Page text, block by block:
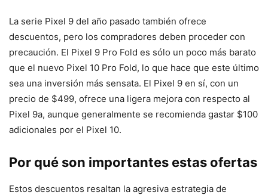
La serie Pixel 9 del año pasado también ofrece
descuentos, pero los compradores deben proceder con
precaución. El Pixel 9 Pro Fold es sólo un poco más barato
que el nuevo Pixel 10 Pro Fold, lo que hace que este último
sea una inversión más sensata. El Pixel 9 en sí, con un
precio de $499, ofrece una ligera mejora con respecto al
Pixel 9a, aunque generalmente se recomienda gastar $100
adicionales por el Pixel 10.
Por qué son importantes estas ofertas
Estos descuentos resaltan la agresiva estrategia de